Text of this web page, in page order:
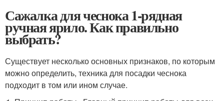
Сажалка для чеснока 1-рядная
ручная ярило. Как правильно
выбрать?
Существует несколько основных признаков, по которым
можно определить, техника для посадки чеснока
подходит в том или ином случае.